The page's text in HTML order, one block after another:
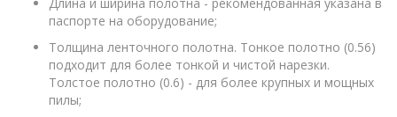
паспорте на оборудование;
Толщина ленточного полотна. Тонкое полотно (0.56)
подходит для более тонкой и чистой нарезки.
Толстое полотно (0.6) - для более крупных и мощных
пилы;